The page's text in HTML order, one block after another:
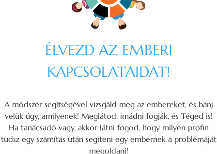
ÉLVEZD AZ EMBERI
KAPCSOLATAIDAT!
A módszer segítségével vizsgáld meg az embereket, és bánj
velük úgy, amilyenek! Meglátod, imádni fogják, és Téged is!
Ha tanácsadó vagy, akkor látni fogod, hogy milyen profin
tudsz egy számítás után segíteni egy embernek a problémáját
megoldani!